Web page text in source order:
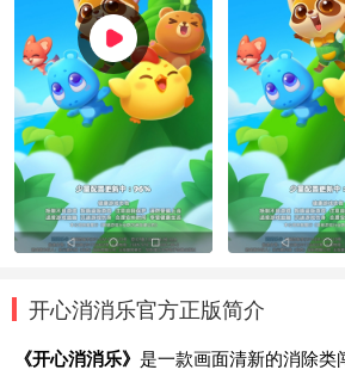
开心消消乐官方正版简介
《开心消消乐》 是一款画面清新的消除类